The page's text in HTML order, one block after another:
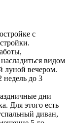
с
видом
луной вечером.
недель до 3
дни
Для этого есть
диван,